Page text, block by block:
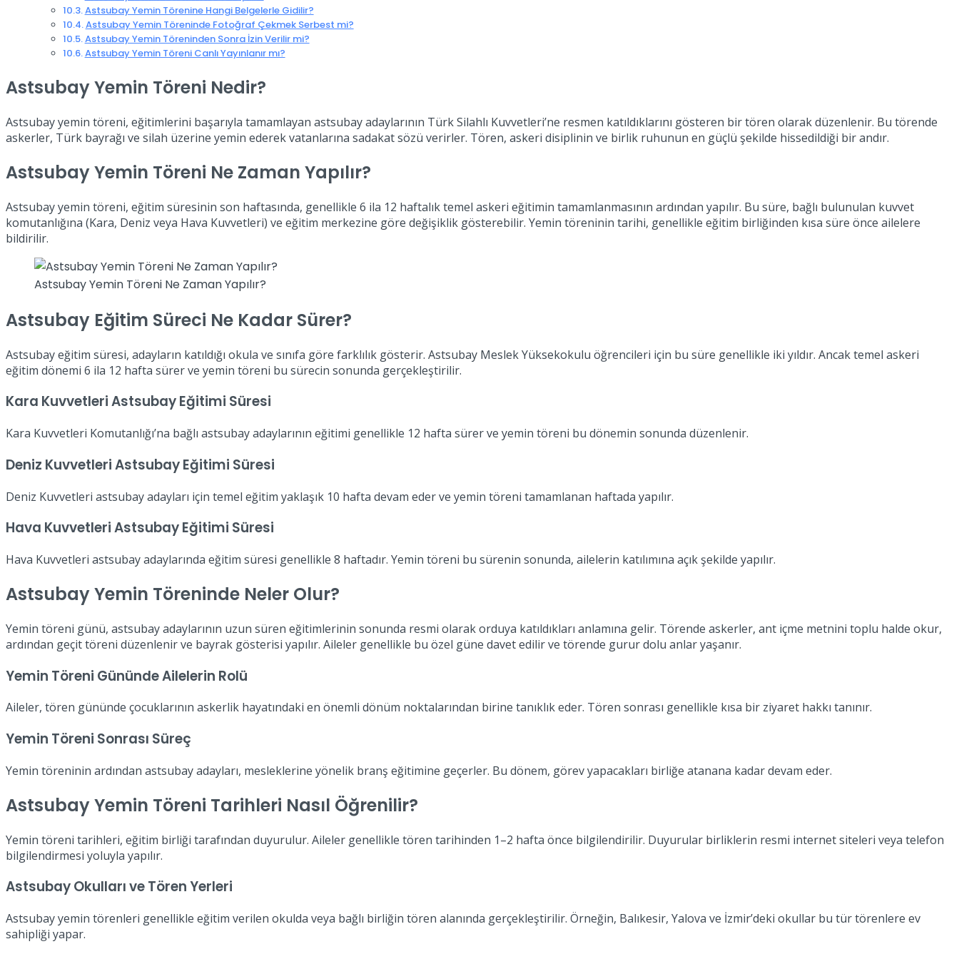
Astsubay Yemin Törenine Hangi Belgelerle Gidilir?
Astsubay Yemin Töreninde Fotoğraf Çekmek Serbest mi?
Astsubay Yemin Töreninden Sonra İzin Verilir mi?
Astsubay Yemin Töreni Canlı Yayınlanır mı?
Astsubay Yemin Töreni Nedir?
Astsubay yemin töreni, eğitimlerini başarıyla tamamlayan astsubay adaylarının Türk Silahlı Kuvvetleri’ne resmen katıldıklarını gösteren bir tören olarak düzenlenir. Bu törende
askerler, Türk bayrağı ve silah üzerine yemin ederek vatanlarına sadakat sözü verirler. Tören, askeri disiplinin ve birlik ruhunun en güçlü şekilde hissedildiği bir andır.
Astsubay Yemin Töreni Ne Zaman Yapılır?
Astsubay yemin töreni, eğitim süresinin son haftasında, genellikle 6 ila 12 haftalık temel askeri eğitimin tamamlanmasının ardından yapılır. Bu süre, bağlı bulunulan kuvvet
komutanlığına (Kara, Deniz veya Hava Kuvvetleri) ve eğitim merkezine göre değişiklik gösterebilir. Yemin töreninin tarihi, genellikle eğitim birliğinden kısa süre önce ailelere
bildirilir.
Astsubay Yemin Töreni Ne Zaman Yapılır?
Astsubay Eğitim Süreci Ne Kadar Sürer?
Astsubay eğitim süresi, adayların katıldığı okula ve sınıfa göre farklılık gösterir. Astsubay Meslek Yüksekokulu öğrencileri için bu süre genellikle iki yıldır. Ancak temel askeri
eğitim dönemi 6 ila 12 hafta sürer ve yemin töreni bu sürecin sonunda gerçekleştirilir.
Kara Kuvvetleri Astsubay Eğitimi Süresi
Kara Kuvvetleri Komutanlığı’na bağlı astsubay adaylarının eğitimi genellikle 12 hafta sürer ve yemin töreni bu dönemin sonunda düzenlenir.
Deniz Kuvvetleri Astsubay Eğitimi Süresi
Deniz Kuvvetleri astsubay adayları için temel eğitim yaklaşık 10 hafta devam eder ve yemin töreni tamamlanan haftada yapılır.
Hava Kuvvetleri Astsubay Eğitimi Süresi
Hava Kuvvetleri astsubay adaylarında eğitim süresi genellikle 8 haftadır. Yemin töreni bu sürenin sonunda, ailelerin katılımına açık şekilde yapılır.
Astsubay Yemin Töreninde Neler Olur?
Yemin töreni günü, astsubay adaylarının uzun süren eğitimlerinin sonunda resmi olarak orduya katıldıkları anlamına gelir. Törende askerler, ant içme metnini toplu halde okur,
ardından geçit töreni düzenlenir ve bayrak gösterisi yapılır. Aileler genellikle bu özel güne davet edilir ve törende gurur dolu anlar yaşanır.
Yemin Töreni Gününde Ailelerin Rolü
Aileler, tören gününde çocuklarının askerlik hayatındaki en önemli dönüm noktalarından birine tanıklık eder. Tören sonrası genellikle kısa bir ziyaret hakkı tanınır.
Yemin Töreni Sonrası Süreç
Yemin töreninin ardından astsubay adayları, mesleklerine yönelik branş eğitimine geçerler. Bu dönem, görev yapacakları birliğe atanana kadar devam eder.
Astsubay Yemin Töreni Tarihleri Nasıl Öğrenilir?
Yemin töreni tarihleri, eğitim birliği tarafından duyurulur. Aileler genellikle tören tarihinden 1–2 hafta önce bilgilendirilir. Duyurular birliklerin resmi internet siteleri veya telefon
bilgilendirmesi yoluyla yapılır.
Astsubay Okulları ve Tören Yerleri
Astsubay yemin törenleri genellikle eğitim verilen okulda veya bağlı birliğin tören alanında gerçekleştirilir. Örneğin, Balıkesir, Yalova ve İzmir’deki okullar bu tür törenlere ev
sahipliği yapar.